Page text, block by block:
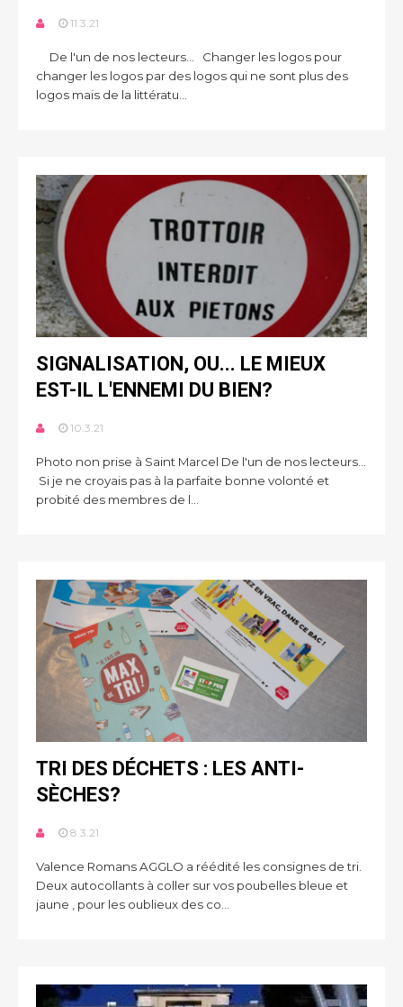
11.3.21
De l'un de nos lecteurs... Changer les logos pour
changer les logos par des logos qui ne sont plus des
logos mais de la littératu...
SIGNALISATION, OU... LE MIEUX
EST-IL L'ENNEMI DU BIEN?
10.3.21
Photo non prise à Saint Marcel De l'un de nos lecteurs...
Si je ne croyais pas à la parfaite bonne volonté et
probité des membres de l...
TRI DES DÉCHETS : LES ANTI-
SÈCHES?
8.3.21
Valence Romans AGGLO a réédité les consignes de tri.
Deux autocollants à coller sur vos poubelles bleue et
jaune , pour les oublieux des co...